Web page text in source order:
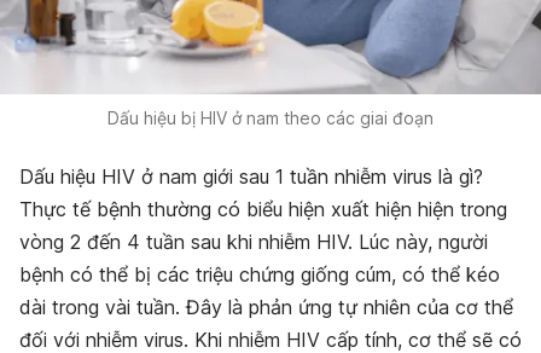
Dấu hiệu bị HIV ở nam theo các giai đoạn
Dấu hiệu HIV ở nam giới sau 1 tuần nhiễm virus là gì?
Thực tế bệnh thường có biểu hiện xuất hiện hiện trong
vòng 2 đến 4 tuần sau khi nhiễm HIV. Lúc này, người
bệnh có thể bị các triệu chứng giống cúm, có thể kéo
dài trong vài tuần. Đây là phản ứng tự nhiên của cơ thể
đối với nhiễm virus. Khi nhiễm HIV cấp tính, cơ thể sẽ có